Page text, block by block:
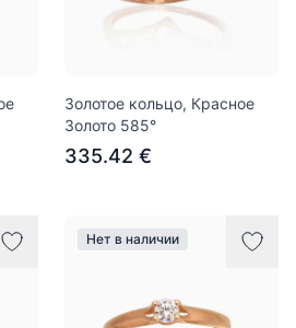
Золотое кольцо, Красное
Золото 585°
335.42 €
Нет в наличии